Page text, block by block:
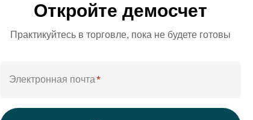
Самый инновационный
Лучший международный
Откройте демосчет
Практикуйтесь в торговле, пока не будете готовы
Электронная почта*